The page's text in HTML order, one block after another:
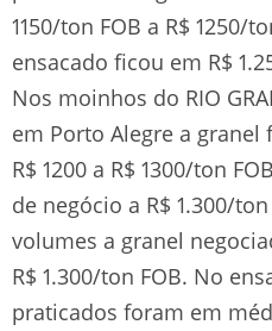
1150/ton FOB a R$ 1250/
ensacado ficou em R$
Nos moinhos do RIO
em Porto Alegre a
R$ 1200 a R$ 1300/ton
de negócio a R$ 1.300/
volumes a granel
R$ 1.300/ton FOB. No
praticados foram em